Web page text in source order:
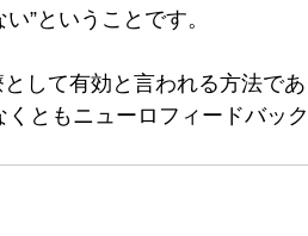
”ということです。
して有効と言われる方法で
ともニューロフィードバッ